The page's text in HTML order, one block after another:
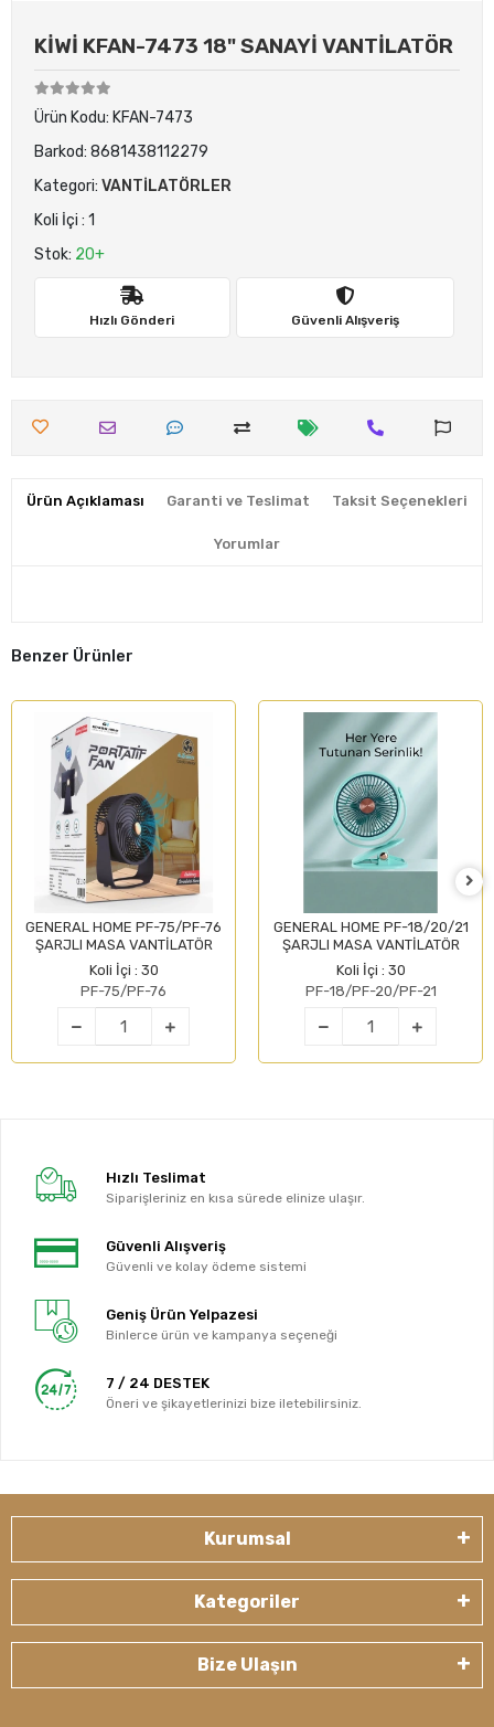
KİWİ KFAN-7473 18" SANAYİ VANTİLATÖR
Ürün Kodu: KFAN-7473
Barkod: 8681438112279
Kategori: VANTİLATÖRLER
Koli İçi : 1
Stok: 20+
Hızlı Gönderi Güvenli Alışveriş
Ürün Açıklaması Garanti ve Teslimat Taksit Seçenekleri
Yorumlar
Benzer Ürünler
GENERAL HOME PF-75/PF-76
ŞARJLI MASA VANTİLATÖR
Koli İçi : 30
PF-75/PF-76
GENERAL HOME PF-18/20/21
ŞARJLI MASA VANTİLATÖR
Koli İçi : 30
PF-18/PF-20/PF-21
Hızlı Teslimat
Siparişleriniz en kısa sürede elinize ulaşır.
Güvenli Alışveriş
Güvenli ve kolay ödeme sistemi
Geniş Ürün Yelpazesi
Binlerce ürün ve kampanya seçeneği
7 / 24 DESTEK
Öneri ve şikayetlerinizi bize iletebilirsiniz.
Kurumsal
Kategoriler
Bize Ulaşın